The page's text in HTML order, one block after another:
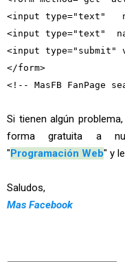
<input type="text"
<input type="text"
<input type="submit"
</form>
Si tienen algún
forma gratuita a
"Programación Web" y
Saludos,
Mas Facebook